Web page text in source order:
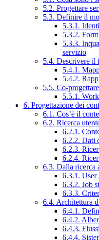
5.2. Progettare
5.3. Definire il
5.3.1.
5.3.2.
5.3.3.
servizio
5.4. Descrivere il
5.4.1.
5.4.2.
5.5. Co-
5.5.1.
6. Progettazione dei
6.1. Cos’è il
6.2. Ricerca
6.2.1.
6.2.2. Dati
6.2.3.
6.2.4.
6.3. Dalla ricerca
6.3.1. User
6.3.2. Job
6.3.3.
6.4. Architettura
6.4.1.
6.4.2.
6.4.3.
6.4.4.